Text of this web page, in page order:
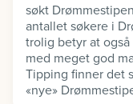
søkt
antallet søkere i
trolig betyr at
med meget god
Tipping finner det
«nye»